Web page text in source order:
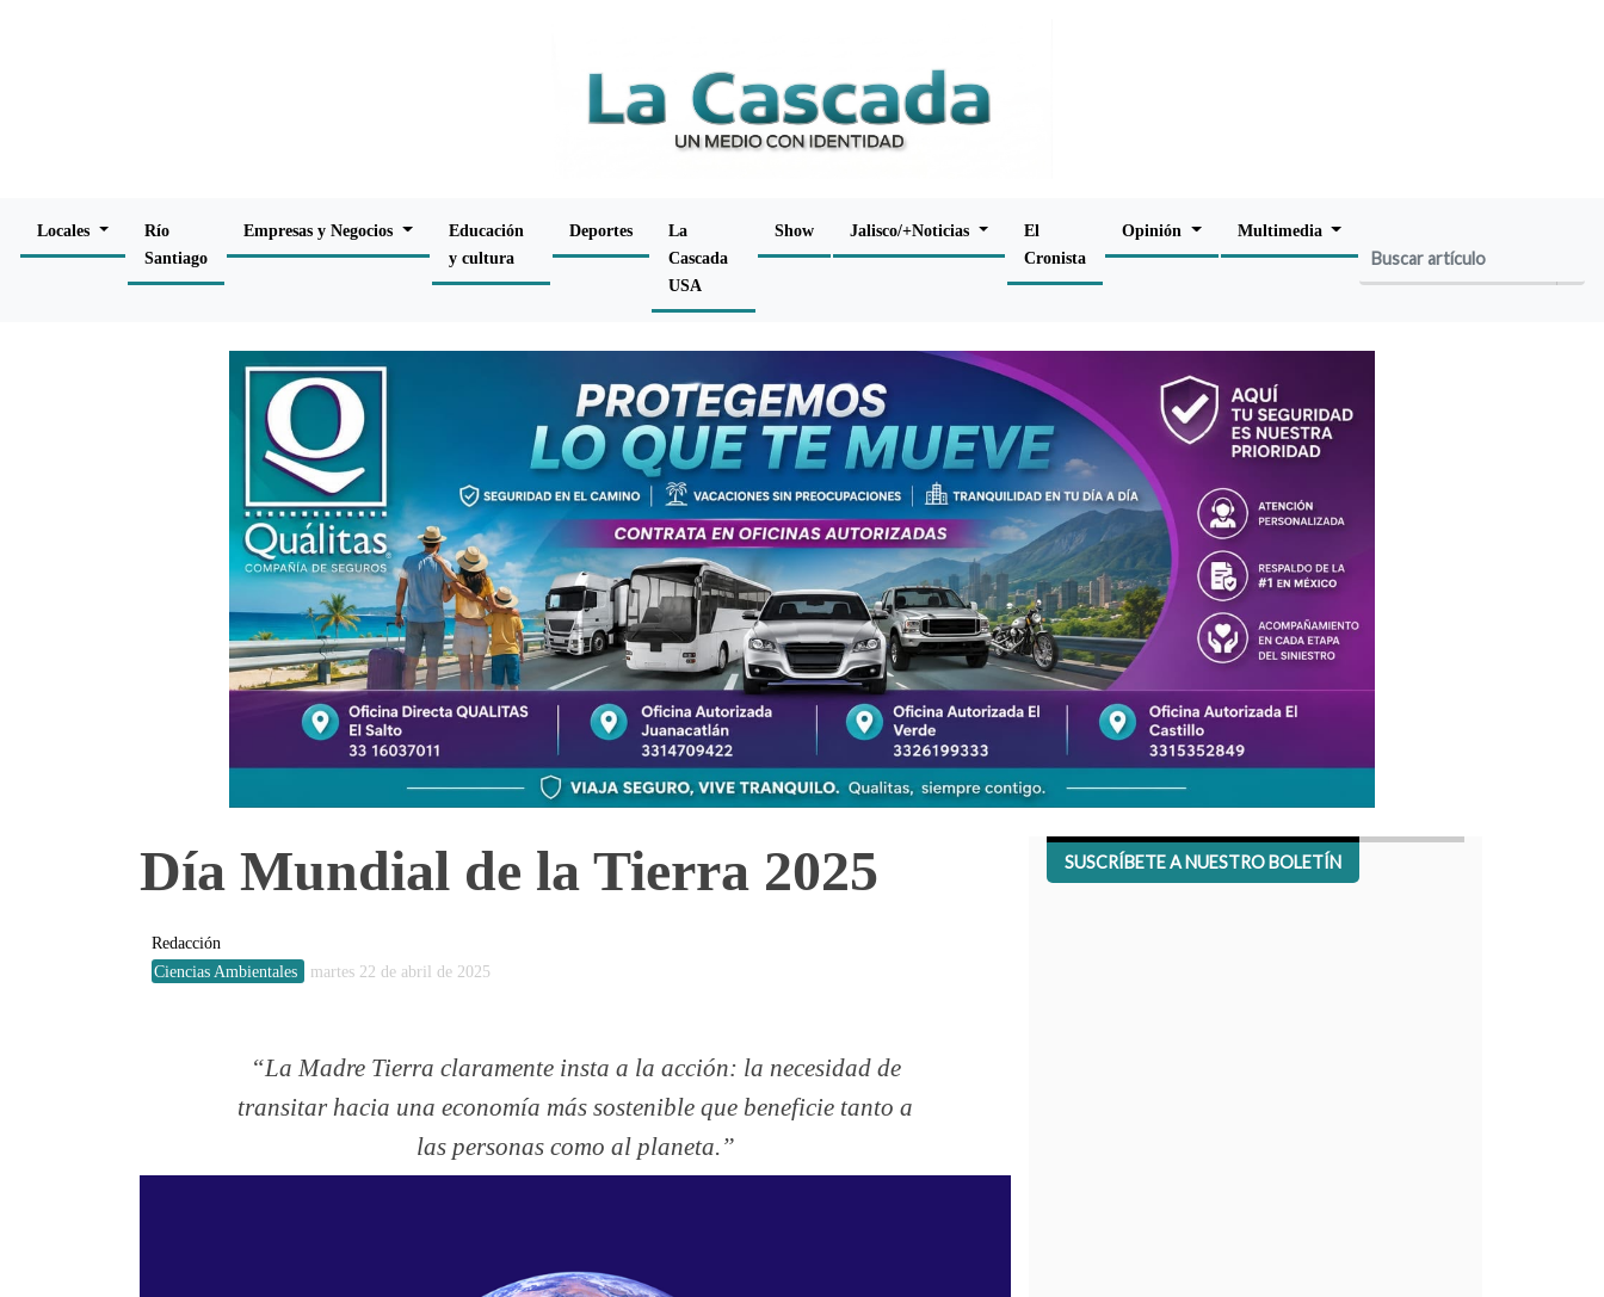
Locales
Río
Santiago
Empresas y Negocios
Educación
y cultura
Deportes
La
Cascada
USA
Show Jalisco/+Noticias
El
Cronista
Opinión Multimedia
Día Mundial de la Tierra 2025
Redacción
Ciencias Ambientales
martes 22 de abril de 2025
La Madre Tierra claramente insta a la acción: la necesidad de
transitar hacia una economía más sostenible que beneficie tanto a
las personas como al planeta.
SUSCRÍBETE A NUESTRO BOLETÍN